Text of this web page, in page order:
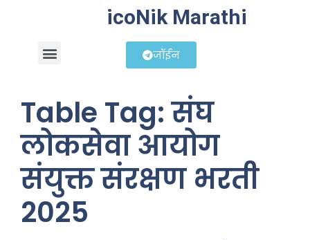
icoNik Marathi
जॉईन
Table Tag:संघ
लोकसेवा आयोग
संयुक्त संरक्षण भरती
2025